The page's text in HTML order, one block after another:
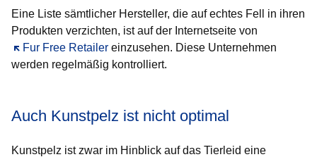
Eine Liste sämtlicher Hersteller, die auf echtes Fell in ihren
Produkten verzichten, ist auf der Internetseite von
Fur Free Retailer
Öffnet sich in einem neuen Fenstereinzusehen. Diese Unternehmen
werden regelmäßig kontrolliert.
Auch Kunstpelz ist nicht optimal
Kunstpelz ist zwar im Hinblick auf das Tierleid eine